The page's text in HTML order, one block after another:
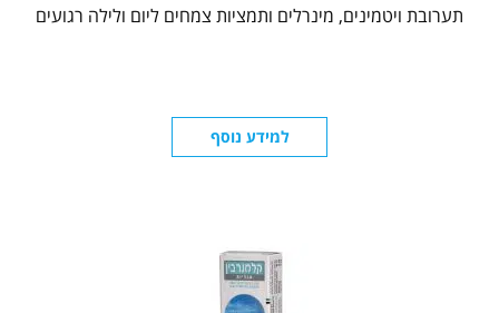
תערובת ויטמינים, מינרלים ותמציות צמחים ליום ולילה רגועים
למידע נוסף